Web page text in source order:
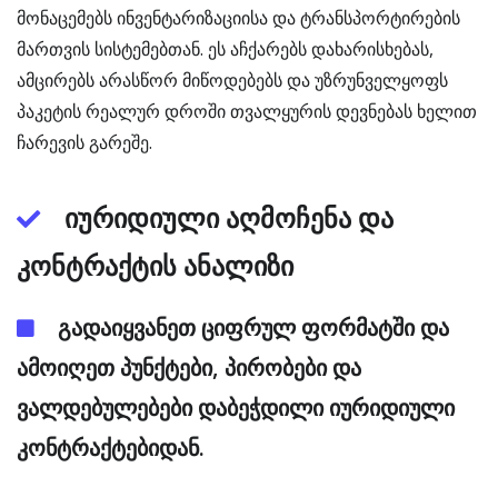
მონაცემებს ინვენტარიზაციისა და ტრანსპორტირების
მართვის სისტემებთან. ეს აჩქარებს დახარისხებას,
ამცირებს არასწორ მიწოდებებს და უზრუნველყოფს
პაკეტის რეალურ დროში თვალყურის დევნებას ხელით
ჩარევის გარეშე.
იურიდიული აღმოჩენა და
კონტრაქტის ანალიზი
გადაიყვანეთ ციფრულ ფორმატში და
ამოიღეთ პუნქტები, პირობები და
ვალდებულებები დაბეჭდილი იურიდიული
კონტრაქტებიდან.